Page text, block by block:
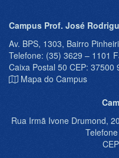
Campus Prof. José
Av. BPS, 1303, Bairro
Telefone: (35) 3629 – 1101
Caixa Postal 50 CEP: 37500
Mapa do Campus
Rua Irmã Ivone Drumond,